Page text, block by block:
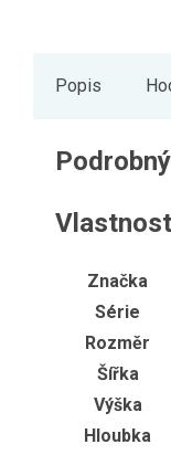
Popis
Značka
Série
Rozměr
Šířka
Výška
Hloubka